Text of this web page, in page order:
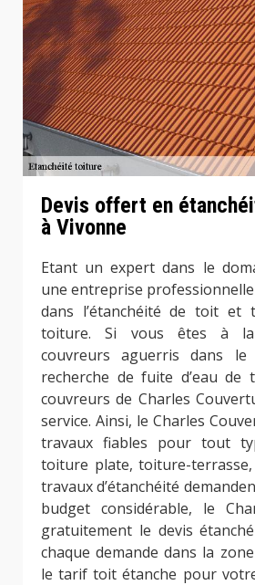
Devis offert en
à Vivonne
Etant un expert dans le
une entreprise professionnelle
dans l’étanchéité de toit et
toiture. Si vous êtes à la
couvreurs aguerris dans
recherche de fuite d’eau de
couvreurs de Charles
service. Ainsi, le Charles
travaux fiables pour tout
toiture plate, toiture-terrasse,
travaux d’étanchéité
budget considérable, le
gratuitement le devis
chaque demande dans la
le tarif toit étanche pour